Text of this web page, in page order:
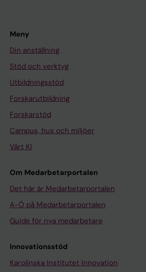
Meny
Din anställning
Stöd och verktyg
Utbildningsstöd
Forskarutbildning
Forskarstöd
Campus, hus och miljöer
Vårt KI
Om Medarbetarportalen
Det här är Medarbetarportalen
A-Ö på Medarbetarportalen
Guide för nya medarbetare
Innovationsstöd
Karolinska Institutet Innovation